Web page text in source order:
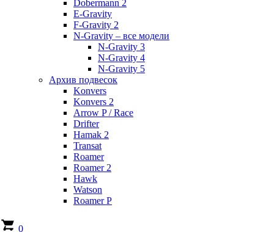
Dobermann 2
E-Gravity
F-Gravity 2
N-Gravity – все модели
N-Gravity 3
N-Gravity 4
N-Gravity 5
Архив подвесок
Konvers
Konvers 2
Arrow P / Race
Drifter
Hamak 2
Transat
Roamer
Roamer 2
Hawk
Watson
Roamer P
0